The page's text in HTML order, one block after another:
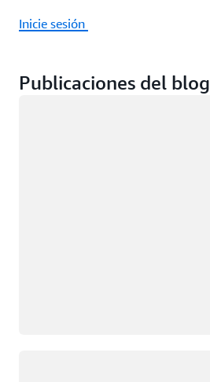
Inicie sesión
Publicaciones del blog